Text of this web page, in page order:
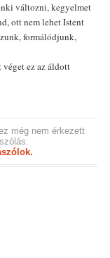
változni, kegyelmet
ott nem lehet Istent
formálódjunk,
véget ez az áldott
még nem érkezett